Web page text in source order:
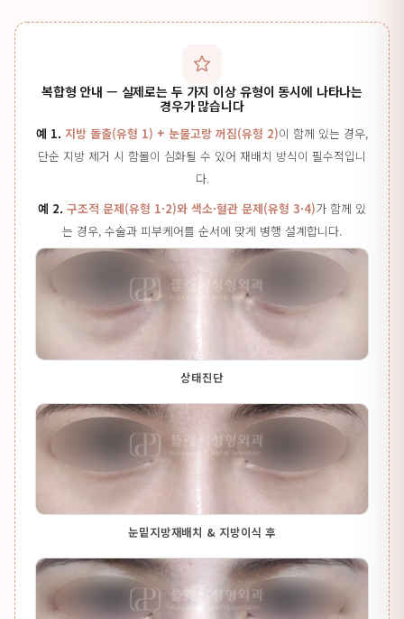
복합형 안내 — 실제로는 두 가지 이상 유형이 동시에 나타나는
경우가 많습니다
예 1. 지방 돌출(유형 1) + 눈물고랑 꺼짐(유형 2)이 함께 있는 경우,
단순 지방 제거 시 함몰이 심화될 수 있어 재배치 방식이 필수적입니
다.
예 2. 구조적 문제(유형 1·2)와 색소·혈관 문제(유형 3·4)가 함께 있
는 경우, 수술과 피부케어를 순서에 맞게 병행 설계합니다.
상태진단
눈밑지방재배치 & 지방이식 후